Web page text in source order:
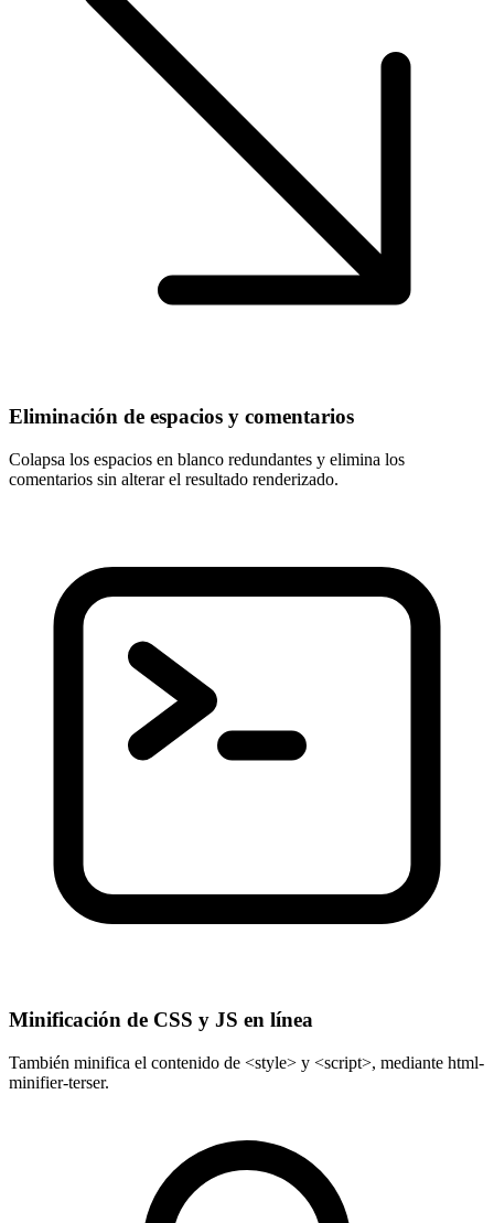
Eliminación de espacios y comentarios
Colapsa los espacios en blanco redundantes y elimina los
comentarios sin alterar el resultado renderizado.
Minificación de CSS y JS en línea
También minifica el contenido de <style> y <script>, mediante html-
minifier-terser.